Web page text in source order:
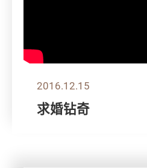
2016.12.15
求婚钻奇